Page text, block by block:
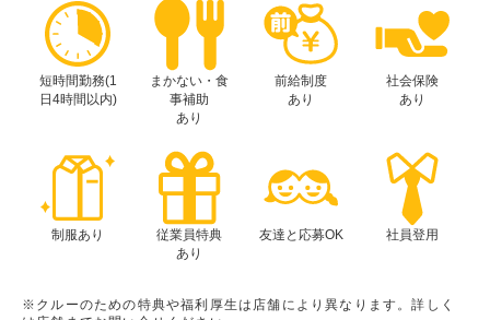
短時間勤務(1
日4時間以内)
まかない・食
事補助
あり
前給制度
あり
社会保険
あり
制服あり
従業員特典
あり
友達と応募OK 社員登用
※クルーのための特典や福利厚生は店舗により異なります。詳しく